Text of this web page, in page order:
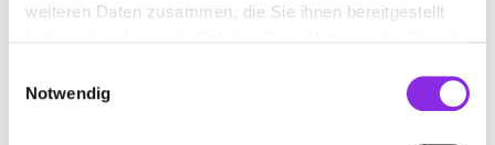
weiteren Daten zusammen, die Sie ihnen bereitgestellt
Notwendig
ALLE GROSSRINDERFELD
GRÜNSFELD